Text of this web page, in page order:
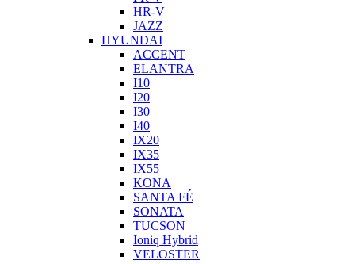
HR-V
JAZZ
HYUNDAI
ACCENT
ELANTRA
I10
I20
I30
I40
IX20
IX35
IX55
KONA
SANTA FÉ
SONATA
TUCSON
Ioniq Hybrid
VELOSTER